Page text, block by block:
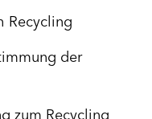
Recycling
der